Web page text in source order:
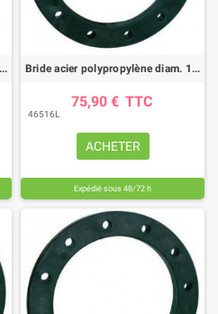
Bride acier polypropylène diam. 160mm Bride acier polypropylène diam. 180mm
75,90 € TTC
46516L
ACHETER
Expédié sous 48/72 h